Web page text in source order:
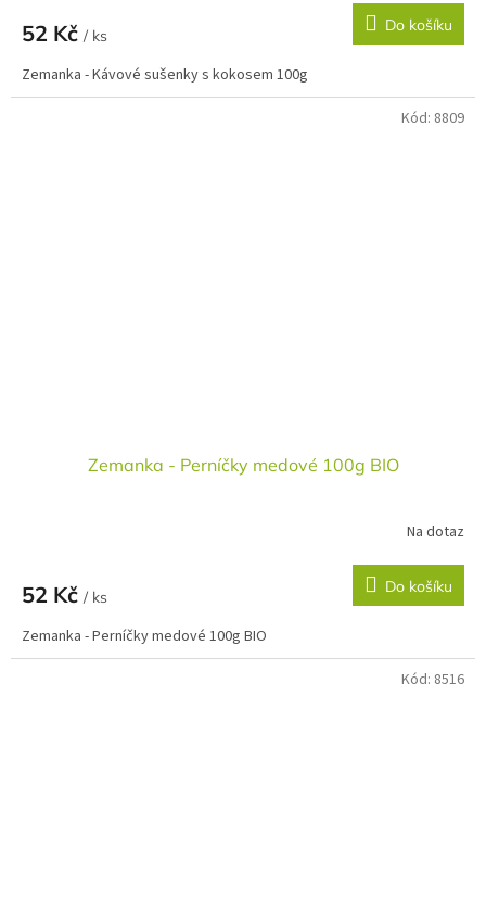
52 Kč / ks
Do košíku
Zemanka - Kávové sušenky s kokosem 100g
Zemanka - Perníčky medové 100g BIO
Na dotaz
52 Kč / ks
Do košíku
Zemanka - Perníčky medové 100g BIO
Kód: 8809
Kód: 8516